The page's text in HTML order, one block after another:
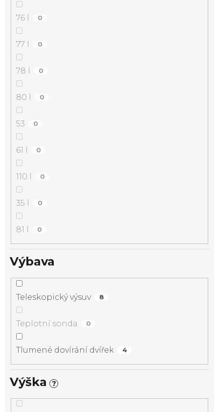
76 l 0
77 l 0
78 l 0
80 l 0
53 0
61 l 0
110 l 0
35 l 0
81 l 0
Výbava
Teleskopický výsuv 8
Teplotní sonda 0
Tlumené dovírání dvířek 4
Výška ?